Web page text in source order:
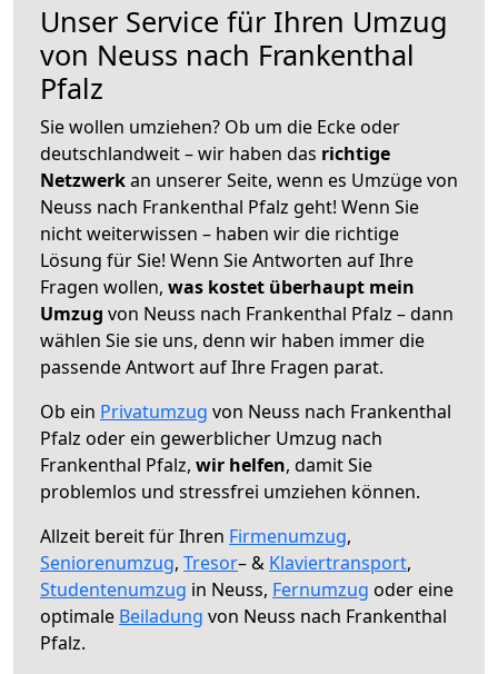
Unser Service für Ihren Umzug
von Neuss nach Frankenthal
Pfalz
Sie wollen umziehen? Ob um die Ecke oder
deutschlandweit – wir haben das richtige
Netzwerkan unserer Seite, wenn es Umzüge von
Neuss nach Frankenthal Pfalz geht! Wenn Sie
nicht weiterwissen – haben wir die richtige
Lösung für Sie! Wenn Sie Antworten auf Ihre
Fragen wollen, was kostet überhaupt mein
Umzug von Neuss nach Frankenthal Pfalz – dann
wählen Sie sie uns, denn wir haben immer die
passende Antwort auf Ihre Fragen parat.
Ob ein Privatumzug von Neuss nach Frankenthal
Pfalz oder ein gewerblicher Umzug nach
Frankenthal Pfalz, wir helfen, damit Sie
problemlos und stressfrei umziehen können.
Allzeit bereit für Ihren Firmenumzug,
Seniorenumzug, Tresor– & Klaviertransport,
Studentenumzug in Neuss, Fernumzug oder eine
optimale Beiladung von Neuss nach Frankenthal
Pfalz.